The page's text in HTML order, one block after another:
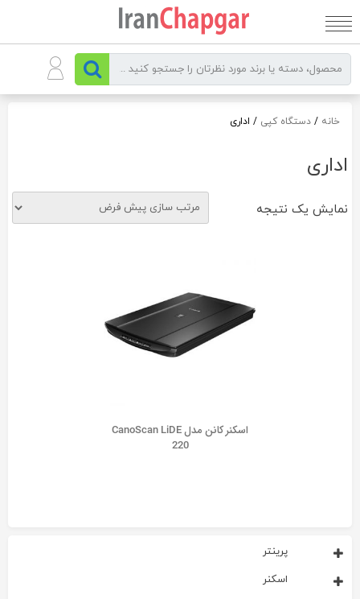
به
خانه / دستگاه کپی / اداری
اداری
نمایش یک نتیجه
اسکنر کانن مدل CanoScan LiDE
220
پرینتر
اسکنر